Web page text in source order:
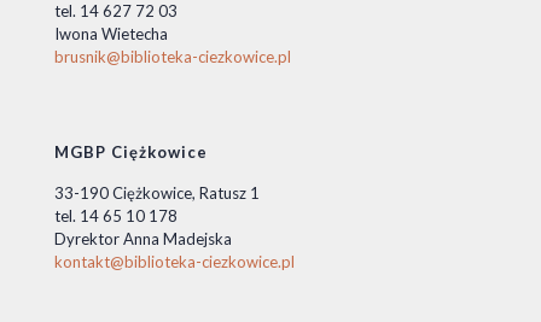
tel. 14 627 72 03
Iwona Wietecha
brusnik@biblioteka-ciezkowice.pl
MGBP Ciężkowice
33-190 Ciężkowice, Ratusz 1
tel. 14 65 10 178
Dyrektor Anna Madejska
kontakt@biblioteka-ciezkowice.pl